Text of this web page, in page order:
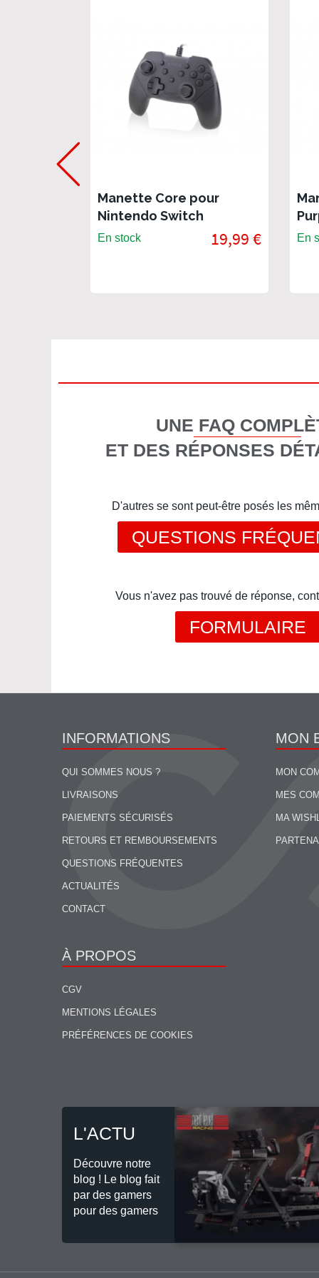
Manette Core pour
Nintendo Switch
En stock 19,99 € En
UNE FAQ
ET DES RÉPONSES
D'autres se sont peut-être posés les
QUESTIONS
Vous n'avez pas trouvé de réponse,
FORMULAIRE
INFORMATIONS
QUI SOMMES NOUS ?
LIVRAISONS
PAIEMENTS SÉCURISÉS
RETOURS ET REMBOURSEMENTS
QUESTIONS FRÉQUENTES
ACTUALITÉS
CONTACT
À PROPOS
CGV
MENTIONS LÉGALES
PRÉFÉRENCES DE COOKIES
MON
MON
MES
MA
L'ACTU
Découvre notre
blog ! Le blog fait
par des gamers
pour des gamers